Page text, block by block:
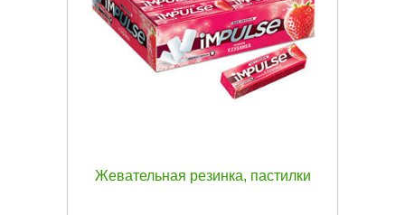
Жевательная резинка, пастилки